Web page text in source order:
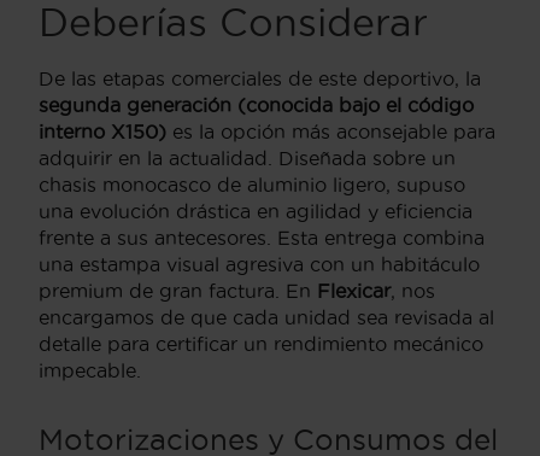
Deberías Considerar
De las etapas comerciales de este deportivo, la
segunda generación (conocida bajo el código
interno X150) es la opción más aconsejable para
adquirir en la actualidad.
Diseñada sobre un
chasis monocasco de aluminio ligero, supuso
una evolución drástica en agilidad y eficiencia
frente a sus antecesores.
Esta entrega combina
una estampa visual agresiva con un habitáculo
premium de gran factura.
En Flexicar, nos
encargamos de que cada unidad sea revisada al
detalle para certificar un rendimiento mecánico
impecable.
Motorizaciones y Consumos del